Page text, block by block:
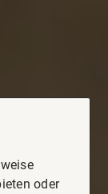
oder